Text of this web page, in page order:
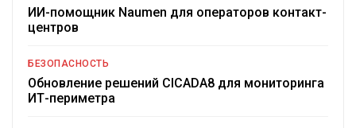
ИИ-помощник Naumen для операторов контакт-
центров
БЕЗОПАСНОСТЬ
Обновление решений CICADA8 для мониторинга
ИТ-периметра